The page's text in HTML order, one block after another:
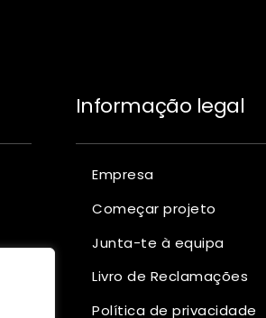
Informação legal
Empresa
Começar projeto
Junta-te à equipa
Livro de Reclamações
Política de privacidade